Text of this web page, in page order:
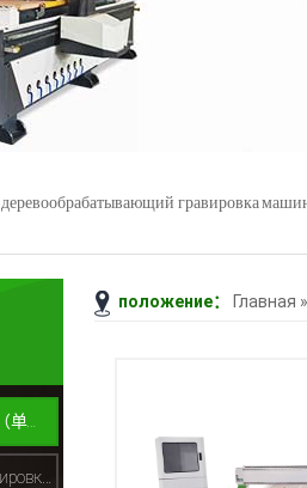
деревообрабатывающий гравировка
положение： Главная
ЧПУ гравировальный станок （单头木工雕刻机）
ЧПУ маршрутизатор для гравировки камня （石材雕刻机）